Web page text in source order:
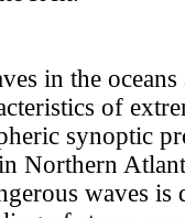
in the oceans
of
synoptic
Northern
waves is